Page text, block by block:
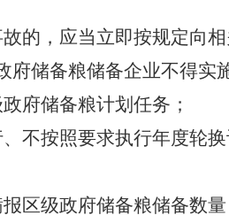
的，应当立即按规定向
府储备粮储备企业不得实
政府储备粮计划任务；
、不按照要求执行年度轮
报区级政府储备粮储备数